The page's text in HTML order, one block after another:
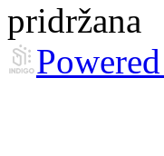
pridržana